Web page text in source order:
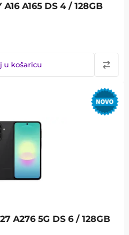
A165 DS 4 / 128GB
u košaricu
A276 5G DS 6 / 128GB